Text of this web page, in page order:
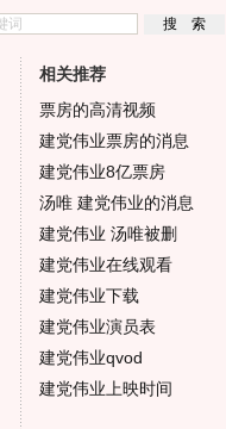
相关推荐
票房的高清视频
建党伟业票房的消息
建党伟业8亿票房
汤唯 建党伟业的消息
建党伟业 汤唯被删
建党伟业在线观看
建党伟业下载
建党伟业演员表
建党伟业qvod
建党伟业上映时间